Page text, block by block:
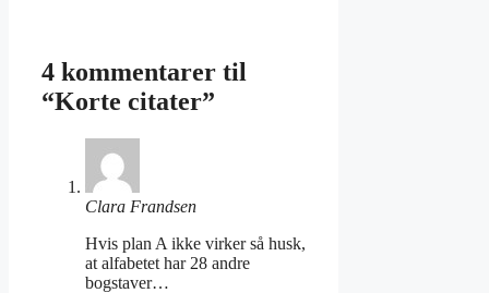
4 kommentarer til
“Korte citater”
Clara Frandsen
Hvis plan A ikke virker så husk,
at alfabetet har 28 andre
bogstaver…